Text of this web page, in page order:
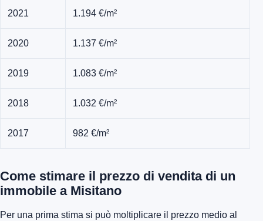
2021 1.194 €/m²
2020 1.137 €/m²
2019 1.083 €/m²
2018 1.032 €/m²
2017 982 €/m²
Come stimare il prezzo di vendita di un
immobile a Misitano
Per una prima stima si può moltiplicare il prezzo medio al